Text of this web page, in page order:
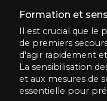
Formation et
Il est crucial que le
de premiers
d'agir rapidement
La sensibilisation
et aux mesures de
essentielle pour